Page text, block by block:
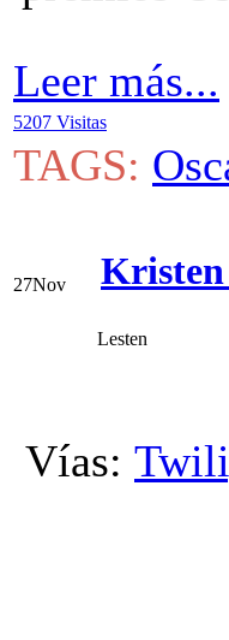
Leer más...
5207 Visitas
TAGS:
27Nov Kristen
Lesten
Vías: